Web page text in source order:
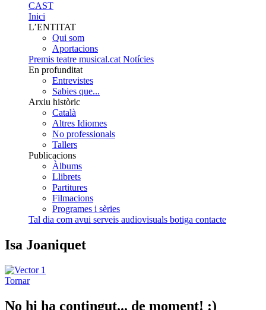
CAST
Inici
L’ENTITAT
Qui som
Aportacions
Premis teatre musical.cat Notícies
En profunditat
Entrevistes
Sabies que...
Arxiu històric
Català
Altres Idiomes
No professionals
Tallers
Publicacions
Àlbums
Llibrets
Partitures
Filmacions
Programes i sèries
Tal dia com avui serveis audiovisuals botiga contacte
Isa Joaniquet
Tornar
No hi ha contingut... de moment! :)